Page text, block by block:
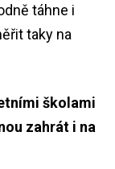
táhne i
taky na
školami
zahrát i na